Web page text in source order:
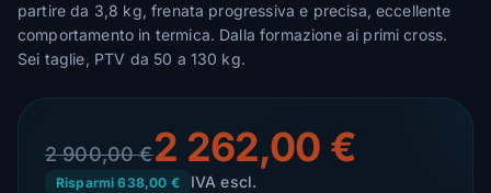
partire da 3,8 kg, frenata progressiva e precisa, eccellente
comportamento in termica. Dalla formazione ai primi cross.
Sei taglie, PTV da 50 a 130 kg.
2 900,00 €2 262,00 €
Risparmi 638,00 € IVA escl.